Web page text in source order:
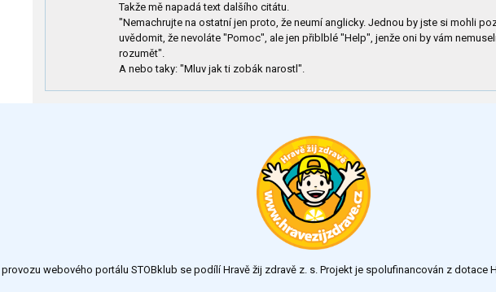
Takže mě napadá text dalšího citátu.
"Nemachrujte na ostatní jen proto, že neumí anglicky. Jednou by jste si mohli
uvědomit, že nevoláte "Pomoc", ale jen přiblblé "Help", jenže oni by vám
rozumět".
A nebo taky: "Mluv jak ti zobák narostl".
provozu webového portálu STOBklub se podílí Hravě žij zdravě z. s. Projekt je spolufinancován z dotace